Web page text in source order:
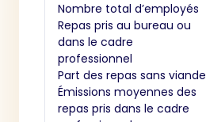
Nombre total d’employés
Repas pris au bureau ou
dans le cadre
professionnel
Part des repas sans viande
Émissions moyennes des
repas pris dans le cadre